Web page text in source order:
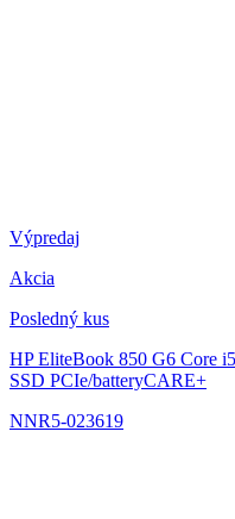
Výpredaj
Akcia
Posledný kus
HP EliteBook 850 G6 Core
SSD PCIe/batteryCARE+
NNR5-023619